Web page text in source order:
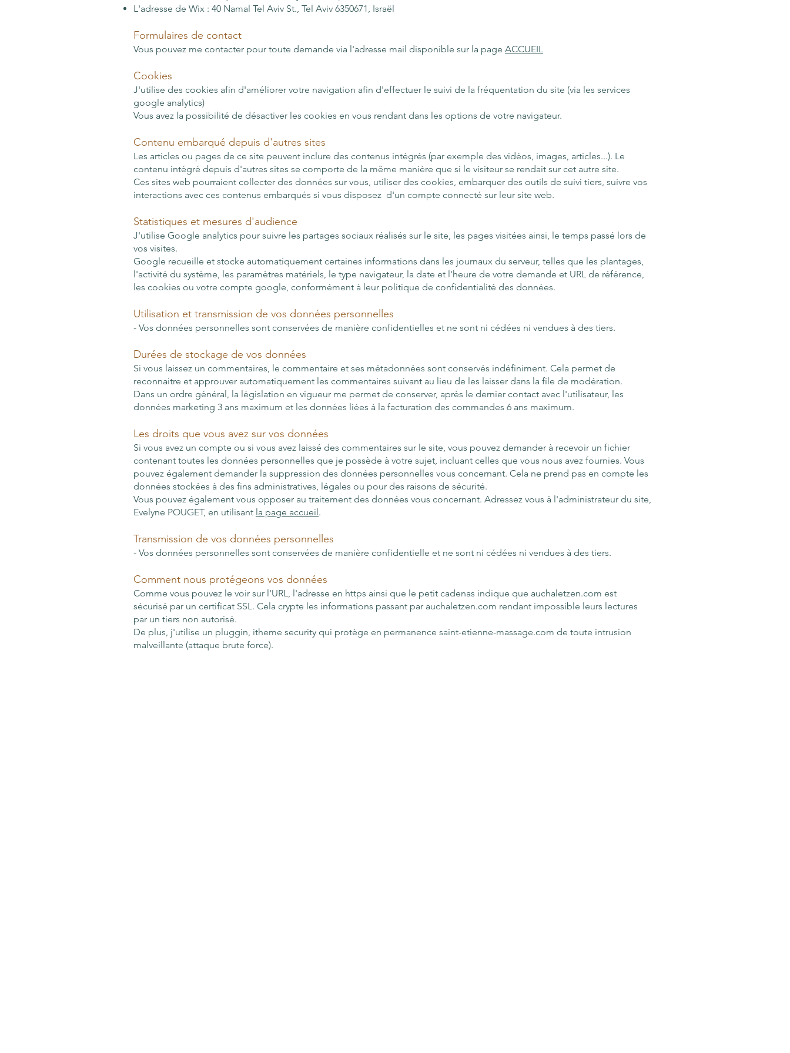
L'adresse de Wix : 40 Namal Tel Aviv St., Tel Aviv 6350671, Israël
Formulaires de contact
Vous pouvez me contacter pour toute demande via l'adresse mail disponible sur la page ACCUEIL
Cookies
J'utilise des cookies afin d'améliorer votre navigation afin d'effectuer le suivi de la fréquentation du site (via les services
google analytics)
Vous avez la possibilité de désactiver les cookies en vous rendant dans les options de votre navigateur.
Contenu embarqué depuis d'autres sites
Les articles ou pages de ce site peuvent inclure des contenus intégrés (par exemple des vidéos, images, articles...). Le
contenu intégré depuis d'autres sites se comporte de la même manière que si le visiteur se rendait sur cet autre site.
Ces sites web pourraient collecter des données sur vous, utiliser des cookies, embarquer des outils de suivi tiers, suivre vos
interactions avec ces contenus embarqués si vous disposez d'un compte connecté sur leur site web.
Statistiques et mesures d'audience
J'utilise Google analytics pour suivre les partages sociaux réalisés sur le site, les pages visitées ainsi, le temps passé lors de
vos visites.
Google recueille et stocke automatiquement certaines informations dans les journaux du serveur, telles que les plantages,
l'activité du système, les paramètres matériels, le type navigateur, la date et l'heure de votre demande et URL de référence,
les cookies ou votre compte google, conformément à leur politique de confidentialité des données.
Utilisation et transmission de vos données personnelles
- Vos données personnelles sont conservées de manière confidentielles et ne sont ni cédées ni vendues à des tiers.
Durées de stockage de vos données
Si vous laissez un commentaires, le commentaire et ses métadonnées sont conservés indéfiniment. Cela permet de
reconnaitre et approuver automatiquement les commentaires suivant au lieu de les laisser dans la file de modération.
Dans un ordre général, la législation en vigueur me permet de conserver, après le dernier contact avec l'utilisateur, les
données marketing 3 ans maximum et les données liées à la facturation des commandes 6 ans maximum.
Les droits que vous avez sur vos données
Si vous avez un compte ou si vous avez laissé des commentaires sur le site, vous pouvez demander à recevoir un fichier
contenant toutes les données personnelles que je possède à votre sujet, incluant celles que vous nous avez fournies. Vous
pouvez également demander la suppression des données personnelles vous concernant. Cela ne prend pas en compte les
données stockées à des fins administratives, légales ou pour des raisons de sécurité.
Vous pouvez également vous opposer au traitement des données vous concernant. Adressez vous à l'administrateur du site,
Evelyne POUGET, en utilisant la page accueil.
Transmission de vos données personnelles
- Vos données personnelles sont conservées de manière confidentielle et ne sont ni cédées ni vendues à des tiers.
Comment nous protégeons vos données
Comme vous pouvez le voir sur l'URL, l'adresse en https ainsi que le petit cadenas indique que auchaletzen.com est
sécurisé par un certificat SSL. Cela crypte les informations passant par auchaletzen.com rendant impossible leurs lectures
par un tiers non autorisé.
De plus, j'utilise un pluggin, itheme security qui protège en permanence saint-etienne-massage.com de toute intrusion
malveillante (attaque brute force).